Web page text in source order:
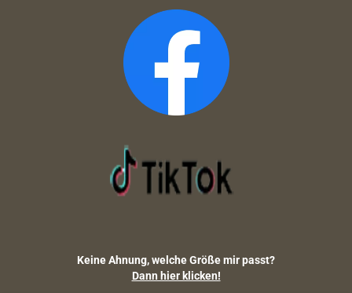
Keine Ahnung, welche Größe mir passt?
Dann hier klicken!